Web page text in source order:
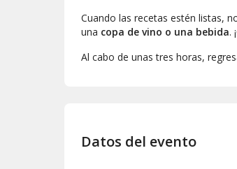
Cuando las recetas estén listas,
una copa de vino o una bebida.
Al cabo de unas tres horas,
Datos del evento